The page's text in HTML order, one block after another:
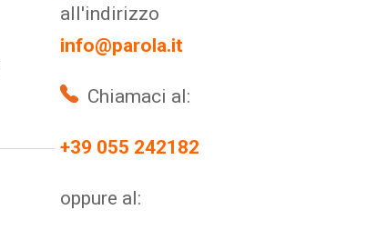
all'indirizzo
info@parola.it
Chiamaci al:
+39 055 242182
oppure al: